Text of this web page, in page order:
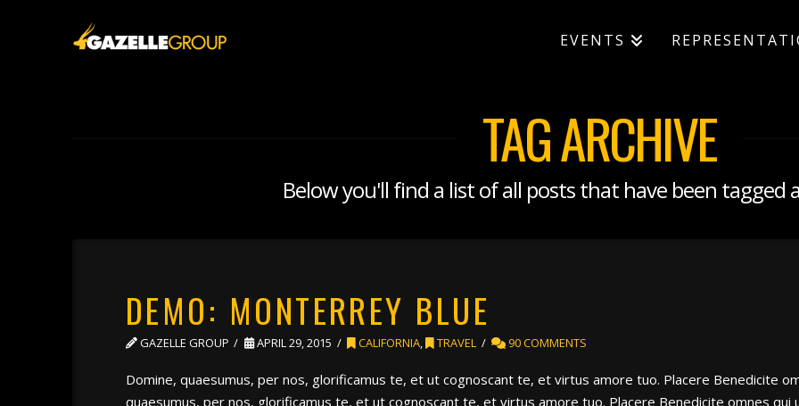
EVENTS
TAG ARCHIVE
Below you'll find a list of all posts that have been tagged
DEMO: MONTERREY BLUE
GAZELLE GROUP APRIL 29, 2015 CALIFORNIA, TRAVEL 90 COMMENTS
Domine, quaesumus, per nos, glorificamus te, et ut cognoscant te, et virtus amore tuo. Placere Benedicite
quaesumus, per nos, glorificamus te, et ut cognoscant te, et virtus amore tuo. Placere Benedicite omnes qui